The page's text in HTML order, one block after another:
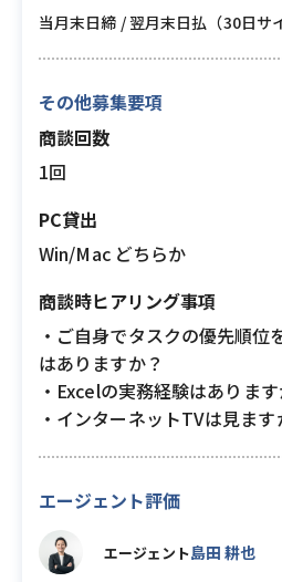
当月末日締 / 翌月末日払（30日サ
その他募集要項
商談回数
1回
PC貸出
Win/Mac どちらか
商談時ヒアリング事項
・ご自身でタスクの優先順位
はありますか？
・Excelの実務経験はあります
・インターネットTVは見ます
エージェント評価
エージェント島田 耕也